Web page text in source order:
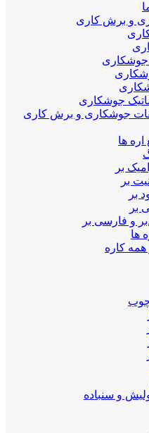
و برش کاری
جوشکاری
جوشکاری
جوشکاری و برش کاری
ها
بر
بر
بر
بر
و فارسی بر
ها
همه کاره
چوب
و سنباده